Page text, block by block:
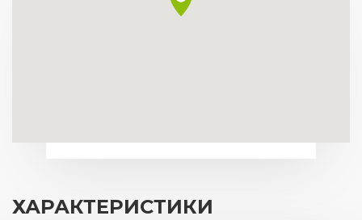
ХАРАКТЕРИСТИКИ